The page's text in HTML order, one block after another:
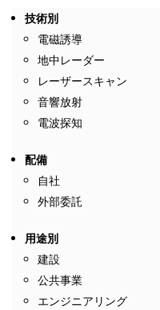
技術別
電磁誘導
地中レーダー
レーザースキャン
音響放射
電波探知
配備
自社
外部委託
用途別
建設
公共事業
エンジニアリング